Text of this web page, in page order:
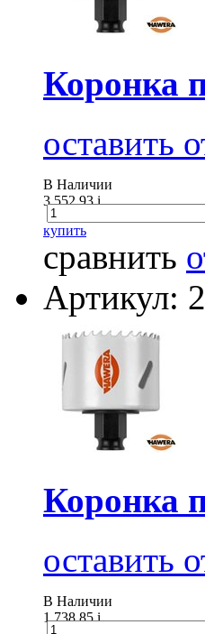
Коронка
оставить
В Наличии
3 552.93i
купить
сравнить
Артикул:
Коронка
оставить
В Наличии
1 738.85i